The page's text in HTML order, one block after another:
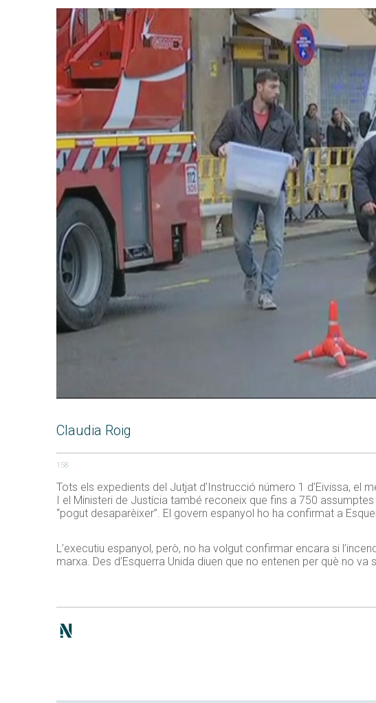
Claudia Roig
158
Tots els expedients del Jutjat d’Instrucció número 1 d’Eivissa, el
I el Ministeri de Justícia també reconeix que fins a 750
“pogut desaparèixer”. El govern espanyol ho ha confirmat a
L’executiu espanyol, però, no ha volgut confirmar encara si
marxa. Des d’Esquerra Unida diuen que no entenen per què no